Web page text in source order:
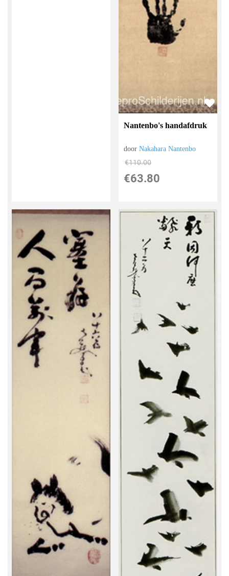
Nantenbo's handafdruk
doorNakahara Nantenbo
€110.00
€63.80